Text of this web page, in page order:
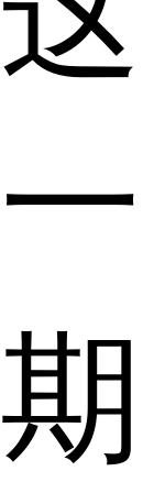
一
期